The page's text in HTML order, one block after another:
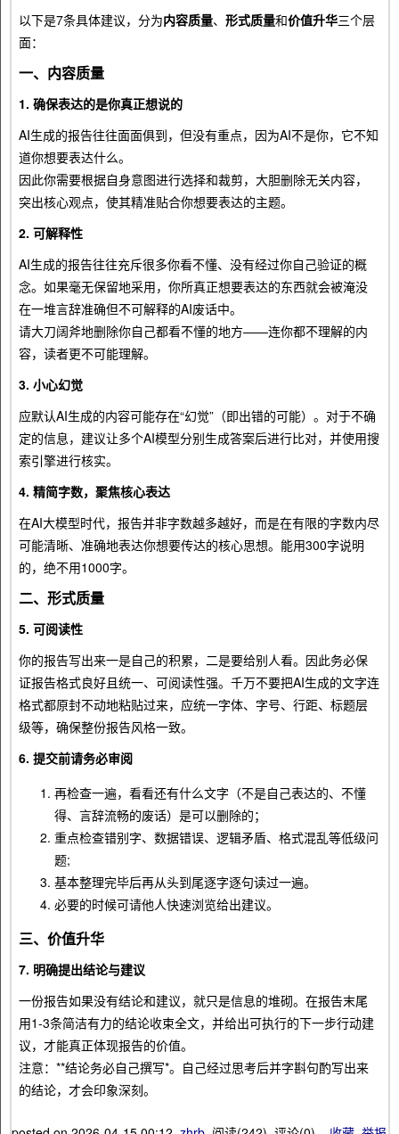
以下是7条具体建议，分为内容质量、 形式质量和价值升华三个层
面：
一、内容质量
1. 确保表达的是你真正想说的
AI生成的报告往往面面俱到，但没有重点，因为AI不是你，它不知
道你想要表达什么。
因此你需要根据自身意图进行选择和裁剪，大胆删除无关内容，
突出核心观点，使其精准贴合你想要表达的主题。
2. 可解释性
AI生成的报告往往充斥很多你看不懂、没有经过你自己验证的概
念。如果毫无保留地采用，你所真正想要表达的东西就会被淹没
在一堆言辞准确但不可解释的AI废话中。
请大刀阔斧地删除你自己都看不懂的地方——连你都不理解的内
容，读者更不可能理解。
3. 小心幻觉
应默认AI生成的内容可能存在“幻觉”（即出错的可能）。对于不确
定的信息，建议让多个AI模型分别生成答案后进行比对，并使用搜
索引擎进行核实。
4. 精简字数，聚焦核心表达
在AI大模型时代，报告并非字数越多越好，而是在有限的字数内尽
可能清晰、准确地表达你想要传达的核心思想。能用300字说明
的，绝不用1000字。
二、形式质量
5. 可阅读性
你的报告写出来一是自己的积累，二是要给别人看。因此务必保
证报告格式良好且统一、可阅读性强。千万不要把AI生成的文字连
格式都原封不动地粘贴过来，应统一字体、字号、行距、标题层
级等，确保整份报告风格一致。
6. 提交前请务必审阅
再检查一遍，看看还有什么文字（不是自己表达的、不懂
得、言辞流畅的废话）是可以删除的；
重点检查错别字、数据错误、逻辑矛盾、格式混乱等低级问
题;
基本整理完毕后再从头到尾逐字逐句读过一遍。
必要的时候可请他人快速浏览给出建议。
三、价值升华
7. 明确提出结论与建议
一份报告如果没有结论和建议，就只是信息的堆砌。在报告末尾
用1-3条简洁有力的结论收束全文，并给出可执行的下一步行动建
议，才能真正体现报告的价值。
注意：**结论务必自己撰写*。自己经过思考后并字斟句酌写出来
的结论，才会印象深刻。